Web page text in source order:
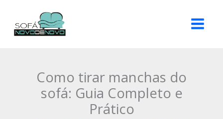
conteúdo
Como tirar manchas do
sofá: Guia Completo e
Prático